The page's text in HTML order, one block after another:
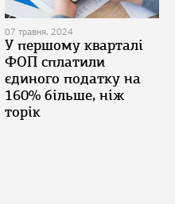
07 травня, 2024
У першому кварталі
ФОП сплатили
єдиного податку на
160% більше, ніж
торік